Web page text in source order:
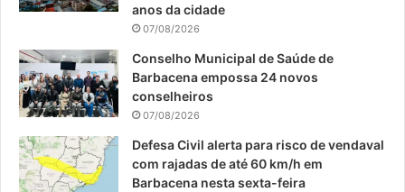
anos da cidade
07/08/2026
Conselho Municipal de Saúde de
Barbacena empossa 24 novos
conselheiros
07/08/2026
Defesa Civil alerta para risco de vendaval
com rajadas de até 60 km/h em
Barbacena nesta sexta-feira